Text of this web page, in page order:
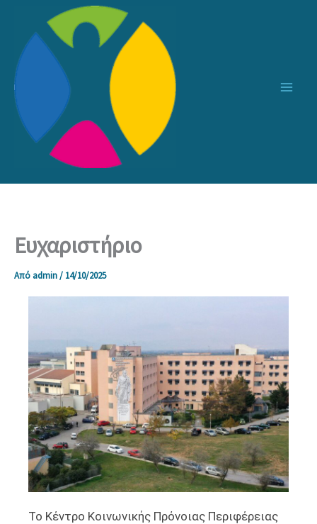
περιεχόμενο
Ευχαριστήριο
Από admin/ 14/10/2025
Το Κέντρο Κοινωνικής Πρόνοιας Περιφέρειας